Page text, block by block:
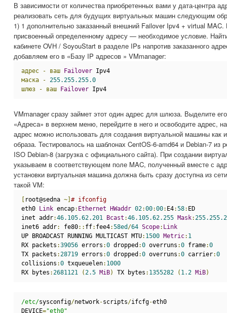
В зависимости от количества приобретенных вами у дата-центра
реализовать сеть для будущих виртуальных машин следующим
1) 1 дополнительно заказанный внешний Failover Ipv4 + virtual
присвоенный определенному адресу — необходимое условие.
кабинете OVH / SoyouStart в разделе IPs напротив заказанного
добавляем его в «Базу IP адресов » VMmanager:
адрес - ваш Failover Ipv4
маска
- 255.255.255.0
шлюз
- ваш Failover Ipv4
VMmanager сразу займет этот один адрес для шлюза. Выделите
«Адреса» в верхнем меню, перейдите в него и освободите адрес,
адрес можно использовать для создания виртуальной машины как
образа. Тестировалось на шаблонах CentOS-6-amd64 и Debian-7 из
ISO Debian-8 (загрузка с официального сайта). При создании
указываем в соответствующем поле MAC, полученный вместе с
установки виртуальная машина должна быть сразу доступна из
такой VM:
root@sedna ~] # ifconfig
eth0
Link encap: Ethernet HWaddr 02:00:00: E4:58: ED
inet addr:46.105.62.201 Bcast :46.105.62.255 Mask:
inet6 addr: fe80:: ff: fee4:58ed /64 Scope: Link
UP BROADCAST RUNNING MULTICAST MTU: 1500 Metric: 1
RX packets :39056 errors :0 dropped :0 overruns :0 frame:0
TX packets :28719 errors :0 dropped :0 overruns :0 carrier:0
collisions :0 txqueuelen: 1000
RX bytes :2681121 (2.5 MiB) TX bytes : 1355282 ( 1.2 MiB)
/etc/sysconfig/network-scripts/ifcfg-eth0
DEVICE="eth0"